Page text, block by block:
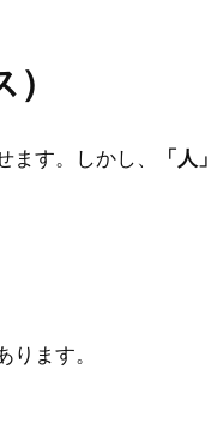
す。しかし、
「
ます。